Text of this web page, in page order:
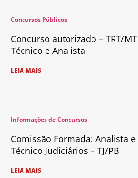
Concursos Públicos
Concurso autorizado – TRT/
Técnico e Analista
LEIA MAIS
Informações de Concursos
Comissão Formada: Analista e
Técnico Judiciários – TJ/PB
LEIA MAIS